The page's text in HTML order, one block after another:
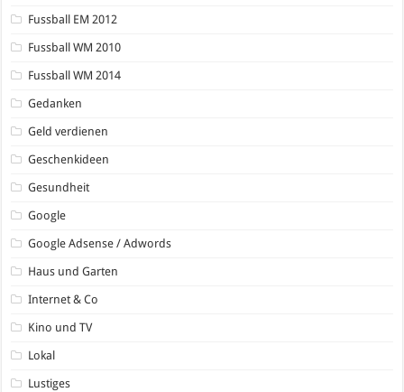
Fussball EM 2012
Fussball WM 2010
Fussball WM 2014
Gedanken
Geld verdienen
Geschenkideen
Gesundheit
Google
Google Adsense / Adwords
Haus und Garten
Internet & Co
Kino und TV
Lokal
Lustiges